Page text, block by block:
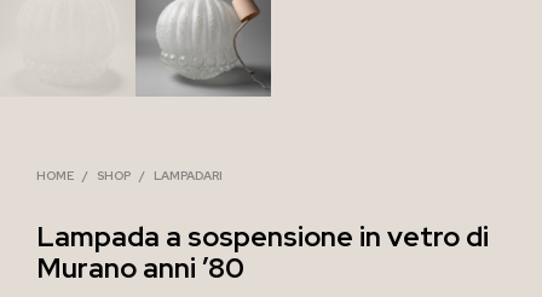
HOME / SHOP / LAMPADARI
Lampada a sospensione in vetro di
Murano anni ’80